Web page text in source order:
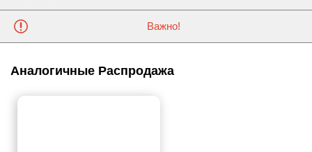
Важно!
Аналогичные Распродажа